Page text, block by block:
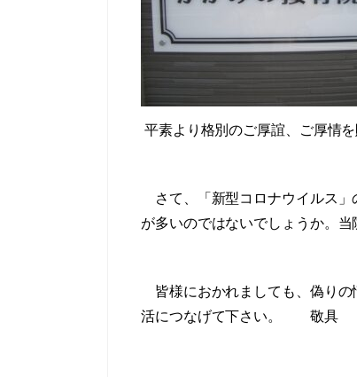
平素より格別のご厚誼、ご厚情
さて、「新型コロナウイルス」
が多いのではないでしょうか。
皆様におかれましても、偽りの
活につなげて下さい。 敬具